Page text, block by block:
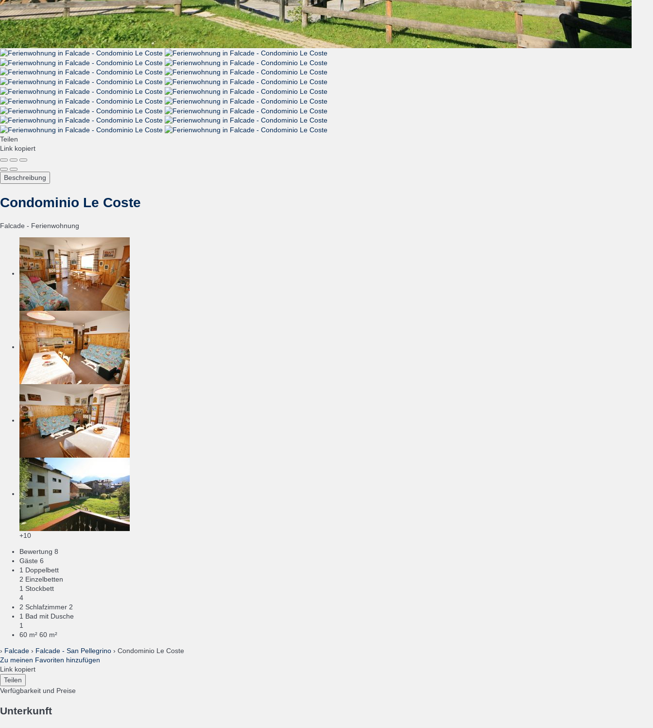
Teilen
Link kopiert
Beschreibung
Condominio Le Coste
Falcade - Ferienwohnung
+10
Bewertung 8
Gäste 6
1 Doppelbett
2 Einzelbetten
1 Stockbett
4
2 Schlafzimmer 2
1 Bad mit Dusche
1
60 m² 60 m²
› Falcade › Falcade - San Pellegrino › Condominio Le Coste
Zu meinen Favoriten hinzufügen
Link kopiert
Teilen
Verfügbarkeit und Preise
Unterkunft